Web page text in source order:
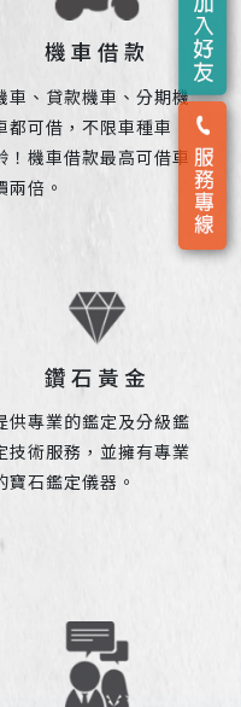
機車借款
車、貸款機車、分期機
都可借，不限車種車
！機車借款最高可借車
兩倍。
鑽石黃金
供專業的鑑定及分級鑑
技術服務，並擁有專業
寶石鑑定儀器。